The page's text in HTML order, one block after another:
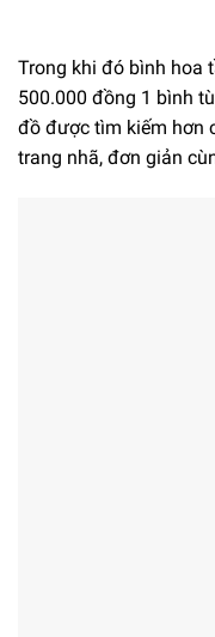
Trong khi đó bình hoa
500.000 đồng 1 bình
đồ được tìm kiếm hơn
trang nhã, đơn giản